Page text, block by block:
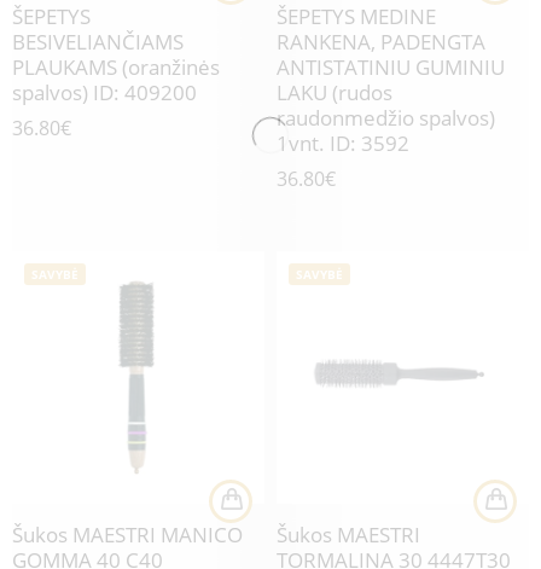
ŠEPETYS
BESIVELIANČIAMS
PLAUKAMS (oranžinės
spalvos) ID: 409200
36.80€
ŠEPETYS MEDINE
RANKENA, PADENGTA
ANTISTATINIU GUMINIU
LAKU (rudos
raudonmedžio spalvos)
1vnt. ID: 3592
36.80€
SAVYBĖ
Šukos MAESTRI MANICO
GOMMA 40 C40
SAVYBĖ
Šukos MAESTRI
TORMALINA 30 4447T30